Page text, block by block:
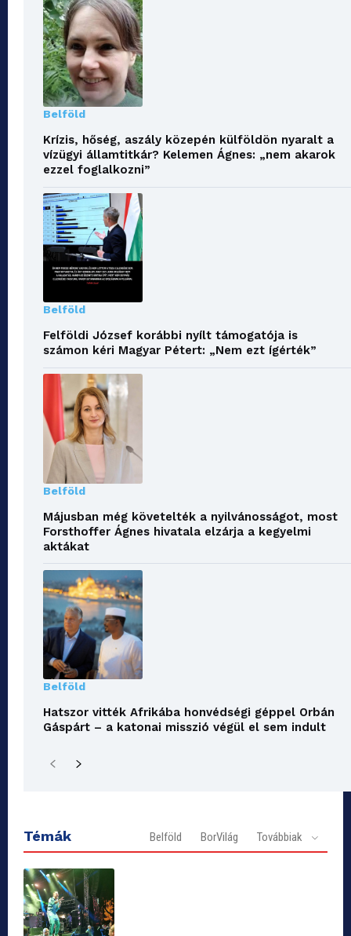
Belföld
Krízis, hőség, aszály közepén külföldön nyaralt a
vízügyi államtitkár? Kelemen Ágnes: „nem akarok
ezzel foglalkozni”
Belföld
Felföldi József korábbi nyílt támogatója is
számon kéri Magyar Pétert: „Nem ezt ígérték”
Belföld
Májusban még követelték a nyilvánosságot, most
Forsthoffer Ágnes hivatala elzárja a kegyelmi
aktákat
Belföld
Hatszor vitték Afrikába honvédségi géppel Orbán
Gáspárt – a katonai misszió végül el sem indult
Témák Belföld BorVilág Továbbiak